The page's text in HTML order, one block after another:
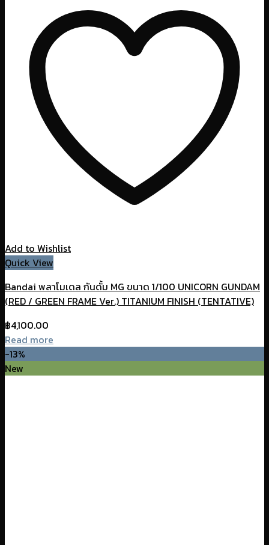
Add to Wishlist
Quick View
Bandai พลาโมเดล กันดั้ม MG ขนาด 1/100 UNICORN GUNDAM
(RED / GREEN FRAME Ver.) TITANIUM FINISH (TENTATIVE)
฿4,100.00
Read more
-13%
New